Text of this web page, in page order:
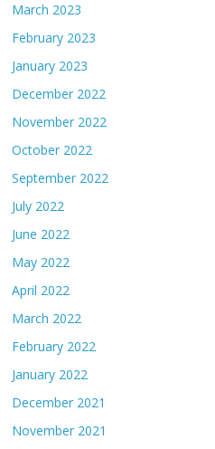
March 2023
February 2023
January 2023
December 2022
November 2022
October 2022
September 2022
July 2022
June 2022
May 2022
April 2022
March 2022
February 2022
January 2022
December 2021
November 2021